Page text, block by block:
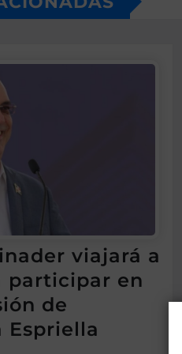
viajará a
participar en
de
Espriella